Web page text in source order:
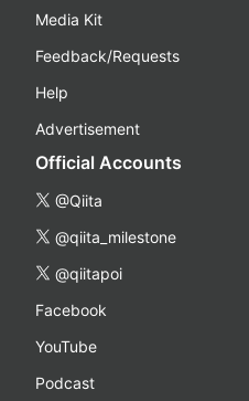
Media Kit
Feedback/Requests
Help
Advertisement
Official Accounts
@Qiita
@qiita_milestone
@qiitapoi
Facebook
YouTube
Podcast